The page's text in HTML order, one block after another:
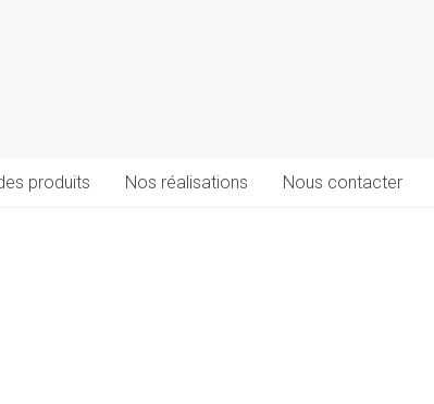
produits Nos réalisations Nous contacter